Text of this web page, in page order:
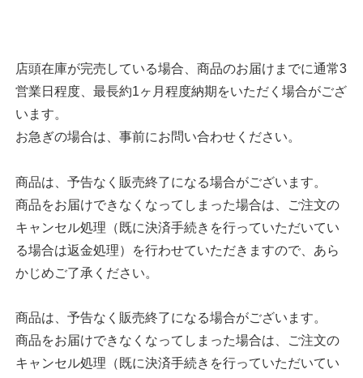
店頭在庫が完売している場合、商品のお届けまでに通常3
営業日程度、最長約1ヶ月程度納期をいただく場合がござ
います。
お急ぎの場合は、事前にお問い合わせください。
商品は、予告なく販売終了になる場合がございます。
商品をお届けできなくなってしまった場合は、ご注文の
キャンセル処理（既に決済手続きを行っていただいてい
る場合は返金処理）を行わせていただきますので、あら
かじめご了承ください。
商品は、予告なく販売終了になる場合がございます。
商品をお届けできなくなってしまった場合は、ご注文の
キャンセル処理（既に決済手続きを行っていただいてい